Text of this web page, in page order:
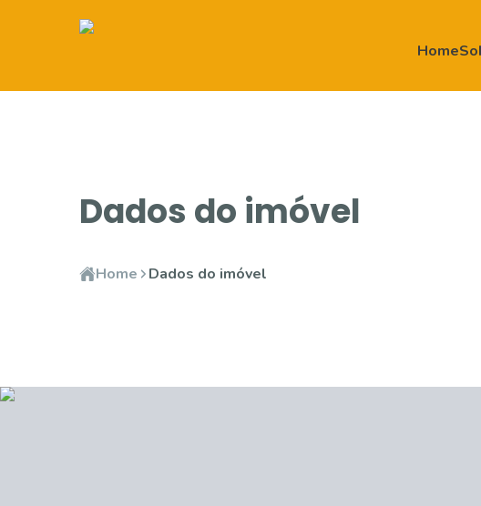
Home
Dados do imóvel
Home Dados do imóvel